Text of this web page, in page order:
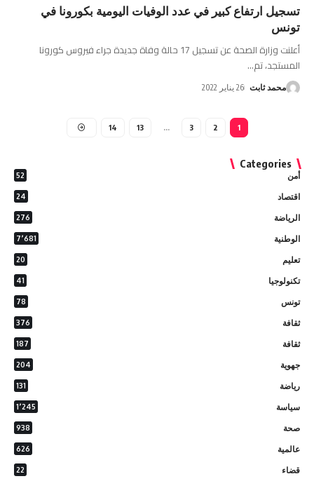
تسجيل ارتفاع كبير في عدد الوفيات اليومية بكورونا في
تونس
أعلنت وزارة الصحة عن تسجيل 17 حالة وفاة جديدة جراء فيروس كورونا
المستجد، تم…
محمد ثابت 26 يناير 2022
13
14
Categories
أمن 52
اقتصاد 24
الرياضة 276
الوطنية 7٬681
تعليم 20
تكنولوجيا 41
تونس 78
ثقافة 376
ثقافة 187
جهوية 204
رياضة 131
سياسة 1٬245
صحة 938
عالمية 626
قضاء 22